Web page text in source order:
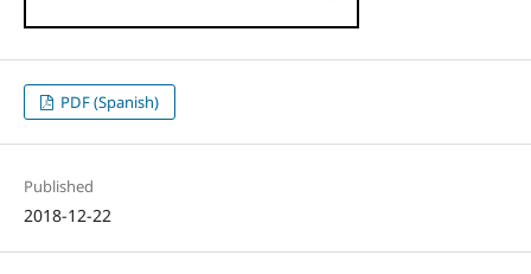
PDF (Spanish)
Published
2018-12-22